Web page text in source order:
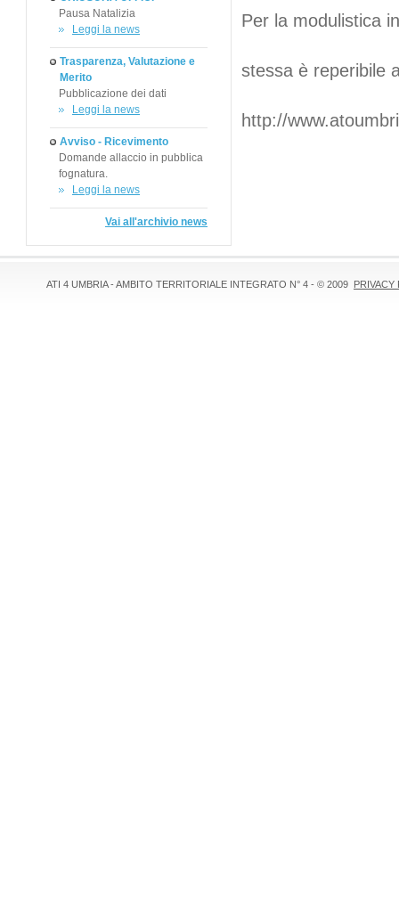
Pausa Natalizia
Leggi la news
Trasparenza, Valutazione e
Merito
Pubblicazione dei dati
Leggi la news
Avviso - Ricevimento
Domande allaccio in pubblica
fognatura.
Leggi la news
Vai all'archivio news
Per la modulistica
stessa è reperibile
http://
ATI 4 UMBRIA - AMBITO TERRITORIALE INTEGRATO N° 4 - © 2009 PRIVACY